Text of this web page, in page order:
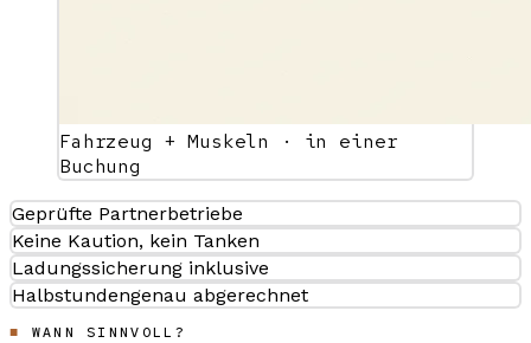
Fahrzeug + Muskeln · in einer
Buchung
Geprüfte Partnerbetriebe
Keine Kaution, kein Tanken
Ladungssicherung inklusive
Halbstundengenau abgerechnet
WANN SINNVOLL?